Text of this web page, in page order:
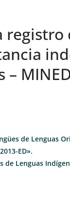
–
de Lenguas
ED».
de Lenguas